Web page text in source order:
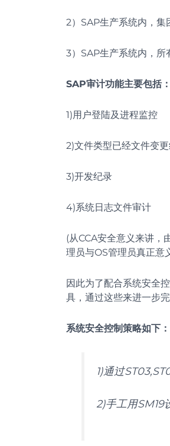
2）SAP生产系统内，集
3）SAP生产系统内，所
SAP审计功能主要包括：
1)用户登陆及进程监控
2)文件类型已经文件变
3)开发纪录
4)系统日志文件审计
(从CCA安全意义来讲，
理员与OS管理员真正意
因此为了配合系统安全
具，通过这些来进一步
系统安全控制策略如下：
1)通过
2)手工用SM19